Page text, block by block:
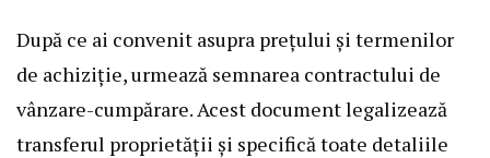
După ce ai convenit asupra prețului și termenilor
de achiziție, urmează semnarea contractului de
vânzare-cumpărare. Acest document legalizează
transferul proprietății și specifică toate detaliile